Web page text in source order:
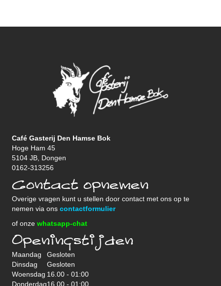
Café Gasterij Den Hamse Bok
Hoge Ham 45
5104 JB, Dongen
0162-313256
Contact opnemen
Overige vragen kunt u stellen door contact met ons op te
nemen via ons contactformulier
of onze whatsapp-chat
Openingstijden
Maandag
Gesloten
Dinsdag
Gesloten
Woensdag 16.00 - 01:00
Donderdag16.00 - 01:00